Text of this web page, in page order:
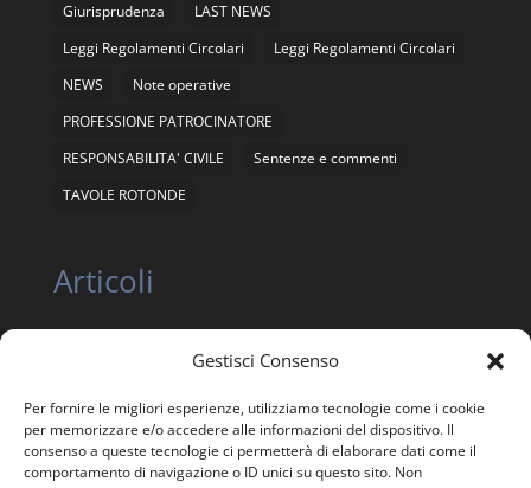
Gestisci Consenso
Per fornire le migliori esperienze, utilizziamo tecnologie come i cookie
per memorizzare e/o accedere alle informazioni del dispositivo. Il
consenso a queste tecnologie ci permetterà di elaborare dati come il
comportamento di navigazione o ID unici su questo sito. Non
Giurisprudenza
LAST NEWS
Leggi Regolamenti Circolari
Leggi Regolamenti Circolari
NEWS
Note operative
PROFESSIONE PATROCINATORE
RESPONSABILITA' CIVILE
Sentenze e commenti
TAVOLE ROTONDE
Articoli
ASSEMBLEA NAZIONALE ORDINARIA E
ASSEMBLEA NAZIONALE STRAORDINARIA ANEIS 24
APRILE 2026